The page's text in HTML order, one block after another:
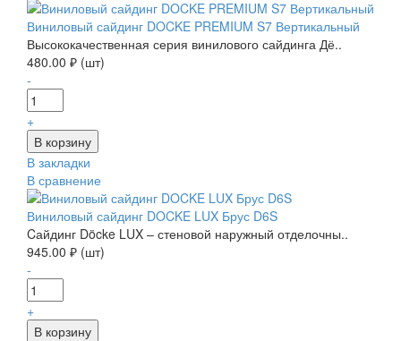
Виниловый сайдинг DOCKE PREMIUM S7 Вертикальный
Высококачественная серия винилового сайдинга Дё..
480.00 ₽ (шт)
-
+
В закладки
В сравнение
Виниловый сайдинг DOCKE LUX Брус D6S
Cайдинг Döcke LUX – стеновой наружный отделочны..
945.00 ₽ (шт)
-
+